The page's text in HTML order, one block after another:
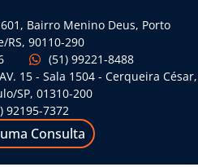
Bairro Menino Deus, Porto
RS, 90110-290
(51) 99221-8488
15 - Sala 1504 - Cerqueira César,
SP, 01310-200
92195-7372
Consulta